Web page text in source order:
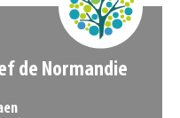
de Normandie